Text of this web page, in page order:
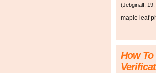
(Jebginalf 19.
maple leaf
How To